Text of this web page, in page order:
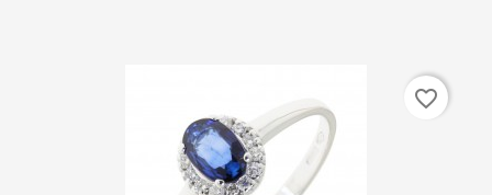
favorite_border